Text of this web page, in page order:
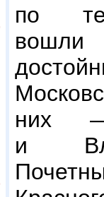
по
них
и